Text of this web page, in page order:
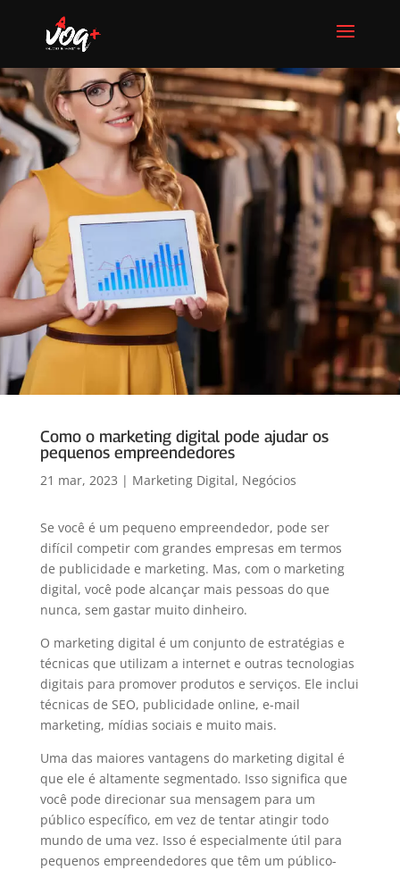
Como o marketing digital pode ajudar os
pequenos empreendedores
21 mar, 2023 | Marketing Digital, Negócios
Se você é um pequeno empreendedor, pode ser
difícil competir com grandes empresas em termos
de publicidade e marketing. Mas, com o marketing
digital, você pode alcançar mais pessoas do que
nunca, sem gastar muito dinheiro.
O marketing digital é um conjunto de estratégias e
técnicas que utilizam a internet e outras tecnologias
digitais para promover produtos e serviços. Ele inclui
técnicas de SEO, publicidade online, e-mail
marketing, mídias sociais e muito mais.
Uma das maiores vantagens do marketing digital é
que ele é altamente segmentado. Isso significa que
você pode direcionar sua mensagem para um
público específico, em vez de tentar atingir todo
mundo de uma vez. Isso é especialmente útil para
pequenos empreendedores que têm um público-